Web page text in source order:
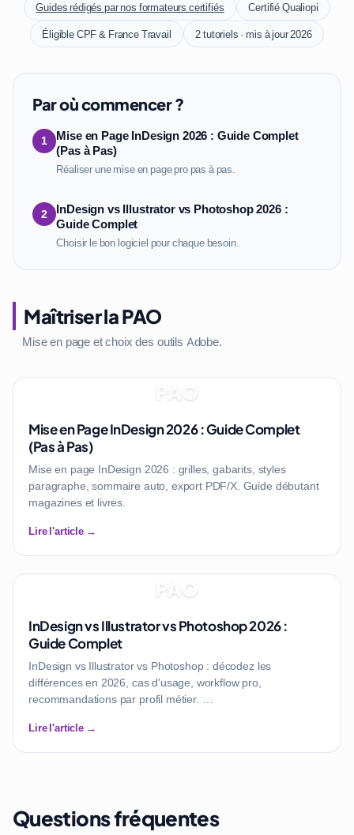
Guides rédigés par nos formateurs certifiés
Certifié Qualiopi
Éligible CPF & France Travail
2 tutoriels · mis à jour 2026
Par où commencer ?
1
Mise en Page InDesign 2026 : Guide Complet
(Pas à Pas)
Réaliser une mise en page pro pas à pas.
2
InDesign vs Illustrator vs Photoshop 2026 :
Guide Complet
Choisir le bon logiciel pour chaque besoin.
Maîtriser la PAO
Mise en page et choix des outils Adobe.
PAO
Mise en Page InDesign 2026 : Guide Complet
(Pas à Pas)
Mise en page InDesign 2026 : grilles, gabarits, styles
paragraphe, sommaire auto, export PDF/X. Guide débutant
magazines et livres.
Lire l'article →
PAO
InDesign vs Illustrator vs Photoshop 2026 :
Guide Complet
InDesign vs Illustrator vs Photoshop : décodez les
différences en 2026, cas d'usage, workflow pro,
recommandations par profil métier. …
Lire l'article →
Questions fréquentes